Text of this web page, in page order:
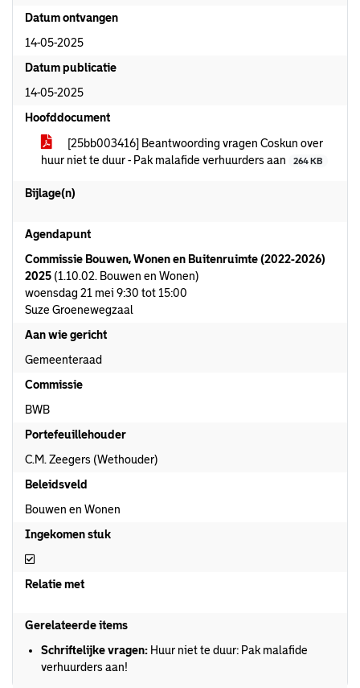
Datum ontvangen
14-05-2025
Datum publicatie
14-05-2025
Hoofddocument
[25bb003416] Beantwoording vragen Coskun over
huur niet te duur - Pak malafide verhuurders aan
264 KB
Bijlage(n)
Agendapunt
Commissie Bouwen, Wonen en Buitenruimte (2022-2026)
2025 (1.10.02. Bouwen en Wonen)
woensdag 21 mei 9:30 tot 15:00
Suze Groenewegzaal
Aan wie gericht
Gemeenteraad
Commissie
BWB
Portefeuillehouder
C.M. Zeegers (Wethouder)
Beleidsveld
Bouwen en Wonen
Ingekomen stuk
Ingekomen stuk
Relatie met
Gerelateerde items
Schriftelijke vragen: Huur niet te duur: Pak malafide
verhuurders aan!